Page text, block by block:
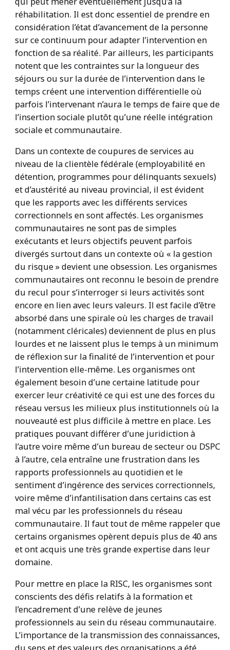
réhabilitation. Il est donc essentiel de prendre en
considération l’état d’avancement de la personne
sur ce continuum pour adapter l’intervention en
fonction de sa réalité. Par ailleurs, les participants
notent que les contraintes sur la longueur des
séjours ou sur la durée de l’intervention dans le
temps créent une intervention différentielle où
parfois l’intervenant n’aura le temps de faire que de
l’insertion sociale plutôt qu’une réelle intégration
sociale et communautaire.
Dans un contexte de coupures de services au
niveau de la clientèle fédérale (employabilité en
détention, programmes pour délinquants sexuels)
et d’austérité au niveau provincial, il est évident
que les rapports avec les différents services
correctionnels en sont affectés. Les organismes
communautaires ne sont pas de simples
exécutants et leurs objectifs peuvent parfois
divergés surtout dans un contexte où « la gestion
du risque » devient une obsession. Les organismes
communautaires ont reconnu le besoin de prendre
du recul pour s’interroger si leurs activités sont
encore en lien avec leurs valeurs. Il est facile d’être
absorbé dans une spirale où les charges de travail
(notamment cléricales) deviennent de plus en plus
lourdes et ne laissent plus le temps à un minimum
de réflexion sur la finalité de l’intervention et pour
l’intervention elle-même. Les organismes ont
également besoin d’une certaine latitude pour
exercer leur créativité ce qui est une des forces du
réseau versus les milieux plus institutionnels où la
nouveauté est plus difficile à mettre en place. Les
pratiques pouvant différer d’une juridiction à
l’autre voire même d’un bureau de secteur ou DSPC
à l’autre, cela entraîne une frustration dans les
rapports professionnels au quotidien et le
sentiment d’ingérence des services correctionnels,
voire même d’infantilisation dans certains cas est
mal vécu par les professionnels du réseau
communautaire. Il faut tout de même rappeler que
certains organismes opèrent depuis plus de 40 ans
et ont acquis une très grande expertise dans leur
domaine.
Pour mettre en place la RISC, les organismes sont
conscients des défis relatifs à la formation et
l’encadrement d’une relève de jeunes
professionnels au sein du réseau communautaire.
L’importance de la transmission des connaissances,
du sens et des valeurs des organisations a été